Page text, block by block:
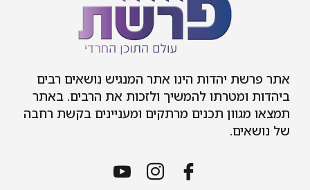
אתר פרשת יהדות הינו אתר המנגיש נושאים רבים
ביהדות ומטרתו להמשיך ולזכות את הרבים. באתר
תמצאו מגוון תכנים מרתקים ומעניינים בקשת רחבה
של נושאים.